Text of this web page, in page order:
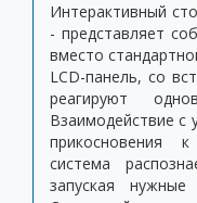
Интерактивный
- представляет
вместо
LCD-панель, со
реагируют
Взаимодействие с
прикосновения
система
запуская